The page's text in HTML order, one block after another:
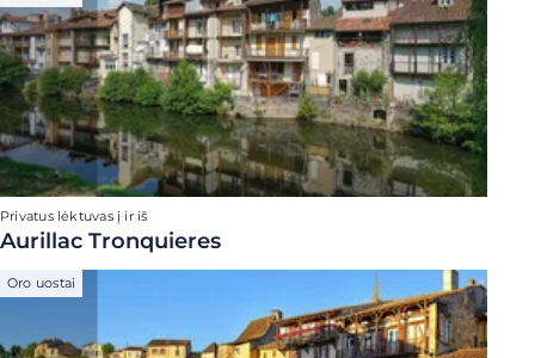
Privatus lėktuvas į ir iš
Aurillac Tronquieres
Oro uostai